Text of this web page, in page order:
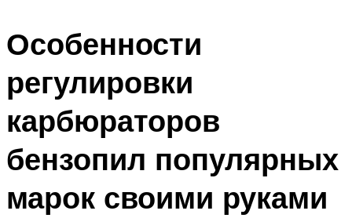
Особенности
регулировки
карбюраторов
бензопил популярных
марок своими руками